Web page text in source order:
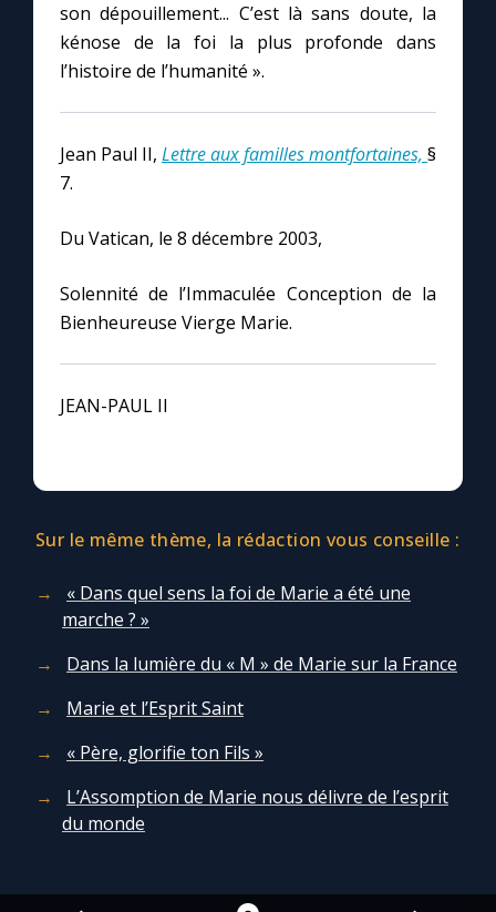
son dépouillement... C’est là sans doute, la
kénose de la foi la plus profonde dans
l’histoire de l’humanité ».
Jean Paul II, Lettre aux familles montfortaines, §
7.
Du Vatican, le 8 décembre 2003,
Solennité de l’Immaculée Conception de la
Bienheureuse Vierge Marie.
JEAN-PAUL II
Sur le même thème, la rédaction vous conseille :
« Dans quel sens la foi de Marie a été une
marche ? »
Dans la lumière du « M » de Marie sur la France
Marie et l’Esprit Saint
« Père, glorifie ton Fils »
L’Assomption de Marie nous délivre de l’esprit
du monde